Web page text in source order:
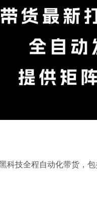
科技全程自动化带货，